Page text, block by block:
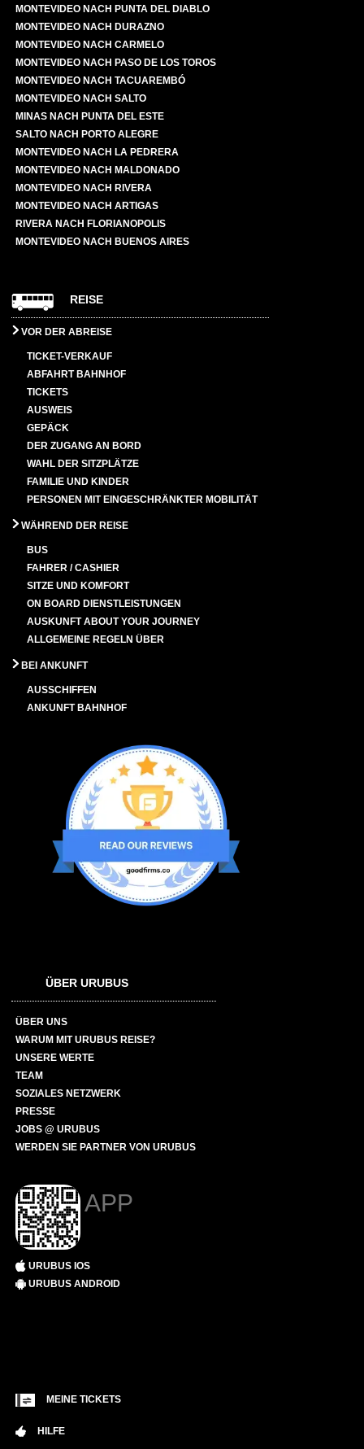
MONTEVIDEO NACH PUNTA DEL DIABLO
MONTEVIDEO NACH DURAZNO
MONTEVIDEO NACH CARMELO
MONTEVIDEO NACH PASO DE LOS TOROS
MONTEVIDEO NACH TACUAREMBÓ
MONTEVIDEO NACH SALTO
MINAS NACH PUNTA DEL ESTE
SALTO NACH PORTO ALEGRE
MONTEVIDEO NACH LA PEDRERA
MONTEVIDEO NACH MALDONADO
MONTEVIDEO NACH RIVERA
MONTEVIDEO NACH ARTIGAS
RIVERA NACH FLORIANOPOLIS
MONTEVIDEO NACH BUENOS AIRES
REISE
VOR DER ABREISE
TICKET-VERKAUF
ABFAHRT BAHNHOF
TICKETS
AUSWEIS
GEPÄCK
DER ZUGANG AN BORD
WAHL DER SITZPLÄTZE
FAMILIE UND KINDER
PERSONEN MIT EINGESCHRÄNKTER MOBILITÄT
WÄHREND DER REISE
BUS
FAHRER / CASHIER
SITZE UND KOMFORT
ON BOARD DIENSTLEISTUNGEN
AUSKUNFT ABOUT YOUR JOURNEY
ALLGEMEINE REGELN ÜBER
BEI ANKUNFT
AUSSCHIFFEN
ANKUNFT BAHNHOF
ÜBER URUBUS
ÜBER UNS
WARUM MIT URUBUS REISE?
UNSERE WERTE
TEAM
SOZIALES NETZWERK
PRESSE
JOBS @ URUBUS
WERDEN SIE PARTNER VON URUBUS
APP
URUBUS IOS
URUBUS ANDROID
MEINE TICKETS
HILFE